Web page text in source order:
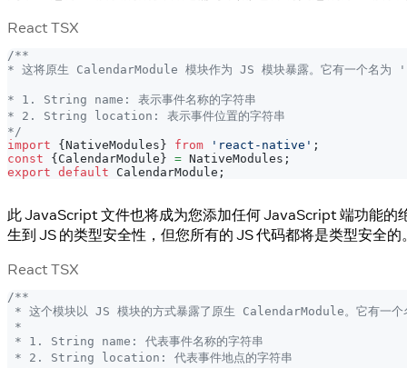
React TSX
/**
* 这将原生 CalendarModule 模块作为 JS 模块暴露。它有一个名
* 1. String name: 表示事件名称的字符串
* 2. String location: 表示事件位置的字符串
*/
import
{ NativeModules } from 'react-native' ;
const
{ CalendarModule } = NativeModules ;
export default CalendarModule ;
此 JavaScript 文件也将成为您添加任何 JavaScript 端功能
生到 JS 的类型安全性，但您所有的 JS 代码都将是类型安全
React TSX
/**
* 这个模块以 JS 模块的方式暴露了原生 CalendarModule。它有
*
* 1. String name: 代表事件名称的字符串
* 2. String location: 代表事件地点的字符串